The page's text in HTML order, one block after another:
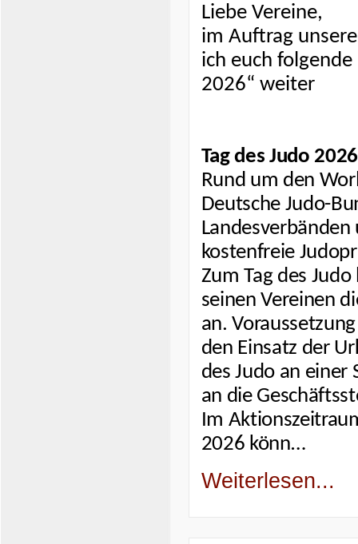
Liebe Vereine,
im Auftrag
ich euch
2026“ weiter
Tag des Judo 2026
Rund um den
Deutsche Judo-
kostenfreie
Zum Tag des
seinen Vereinen
an.
den Einsatz der
des Judo an einer
an die
Im
2026 könn…
Weiterlesen...